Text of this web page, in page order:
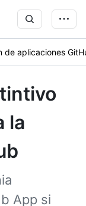
de aplicaciones
la
App si